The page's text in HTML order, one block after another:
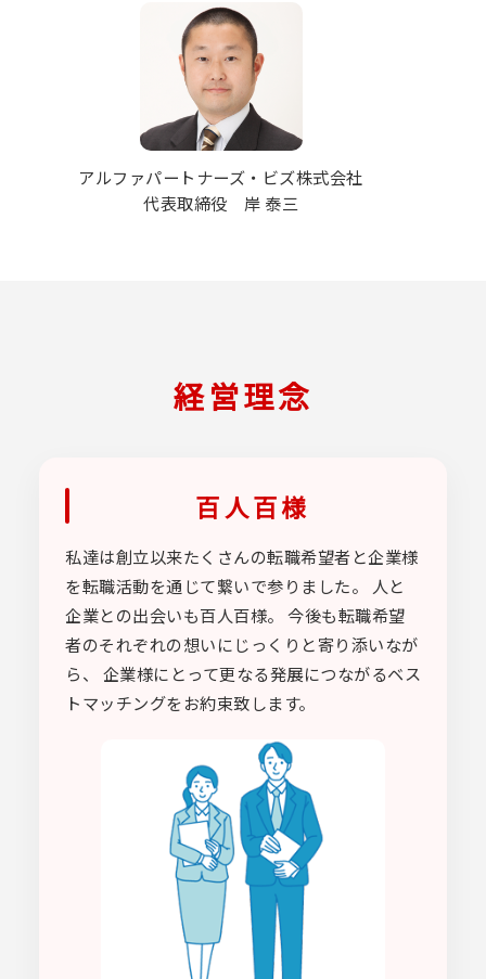
アルファパートナーズ・ビズ株式会社
代表取締役 岸 泰三
経営理念
百人百様
私達は創立以来たくさんの転職希望者と企業様
を転職活動を通じて繋いで参りました。 人と
企業との出会いも百人百様。 今後も転職希望
者のそれぞれの想いにじっくりと寄り添いなが
ら、 企業様にとって更なる発展につながるベス
トマッチングをお約束致します。